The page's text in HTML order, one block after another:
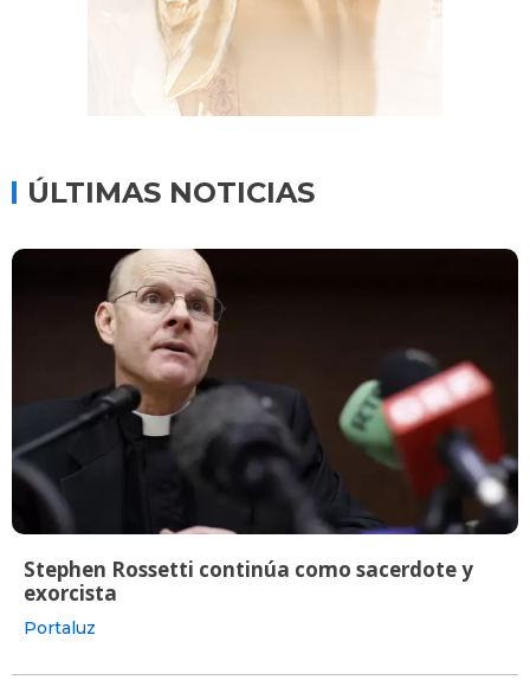
ÚLTIMAS NOTICIAS
Stephen Rossetti continúa como sacerdote y
exorcista
Portaluz